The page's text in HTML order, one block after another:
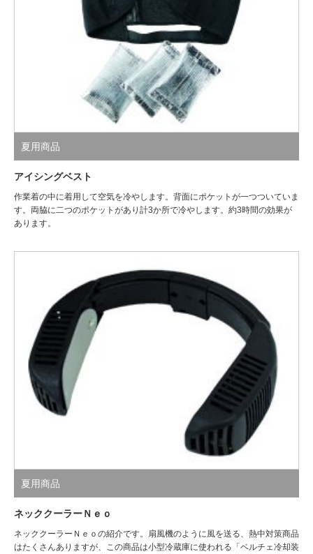
夏用商品
アイシングベスト
作業着の中に着用して空気を冷やします。背面にポケットが一つついていま
す。両脇に二つのポケットがあり計3か所で冷やします。約3時間の効果が
あります。
夏用商品
ネッククーラーＮｅｏ
ネッククーラーＮｅｏの紹介です。扇風機のように風を送る、熱中対策商品
はたくさんありますが、この商品は小型冷蔵庫に使われる「ベルチェ冷却装